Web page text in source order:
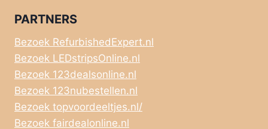
PARTNERS
Bezoek RefurbishedExpert.nl
Bezoek LEDstripsOnline.nl
Bezoek 123dealsonline.nl
Bezoek 123nubestellen.nl
Bezoek topvoordeeltjes.nl/
Bezoek fairdealonline.nl